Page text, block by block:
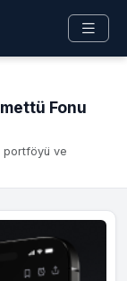
Fonu
portföyü ve